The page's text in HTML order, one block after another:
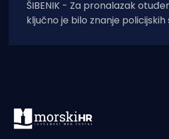
ŠIBENIK - Za pronalazak
ključno je bilo znanje policijskih